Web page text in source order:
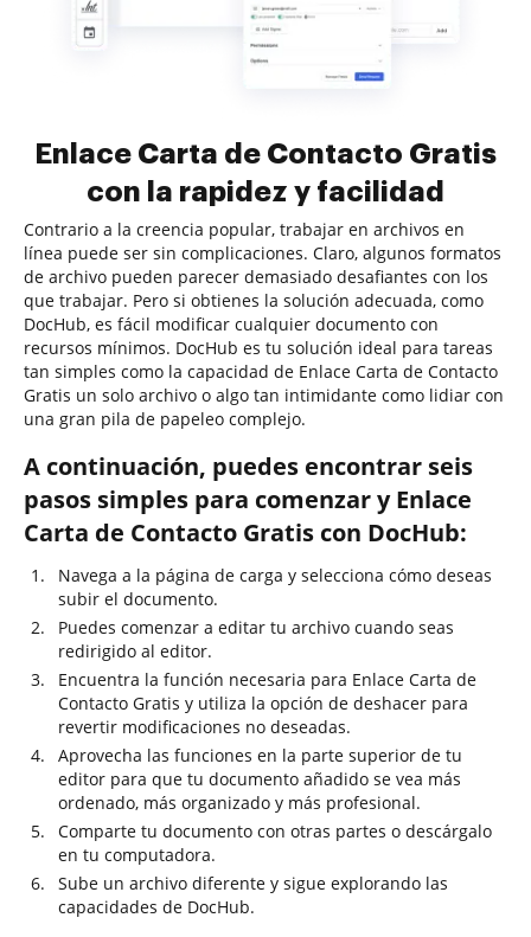
Enlace Carta de Contacto Gratis
con la rapidez y facilidad
Contrario a la creencia popular, trabajar en archivos en
línea puede ser sin complicaciones. Claro, algunos formatos
de archivo pueden parecer demasiado desafiantes con los
que trabajar. Pero si obtienes la solución adecuada, como
DocHub, es fácil modificar cualquier documento con
recursos mínimos. DocHub es tu solución ideal para tareas
tan simples como la capacidad de Enlace Carta de Contacto
Gratis un solo archivo o algo tan intimidante como lidiar con
una gran pila de papeleo complejo.
A continuación, puedes encontrar seis
pasos simples para comenzar y Enlace
Carta de Contacto Gratis con DocHub:
Navega a la página de carga y selecciona cómo deseas
subir el documento.
Puedes comenzar a editar tu archivo cuando seas
redirigido al editor.
Encuentra la función necesaria para Enlace Carta de
Contacto Gratis y utiliza la opción de deshacer para
revertir modificaciones no deseadas.
Aprovecha las funciones en la parte superior de tu
editor para que tu documento añadido se vea más
ordenado, más organizado y más profesional.
Comparte tu documento con otras partes o descárgalo
en tu computadora.
Sube un archivo diferente y sigue explorando las
capacidades de DocHub.